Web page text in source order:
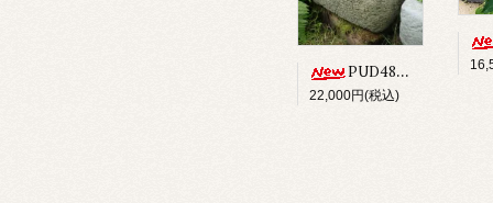
PUD48 ALPINE PLANTER
22,000円(税込)